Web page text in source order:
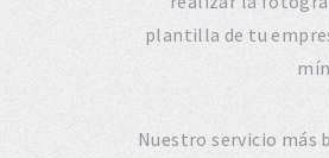
plantilla de tu
Nuestro servicio